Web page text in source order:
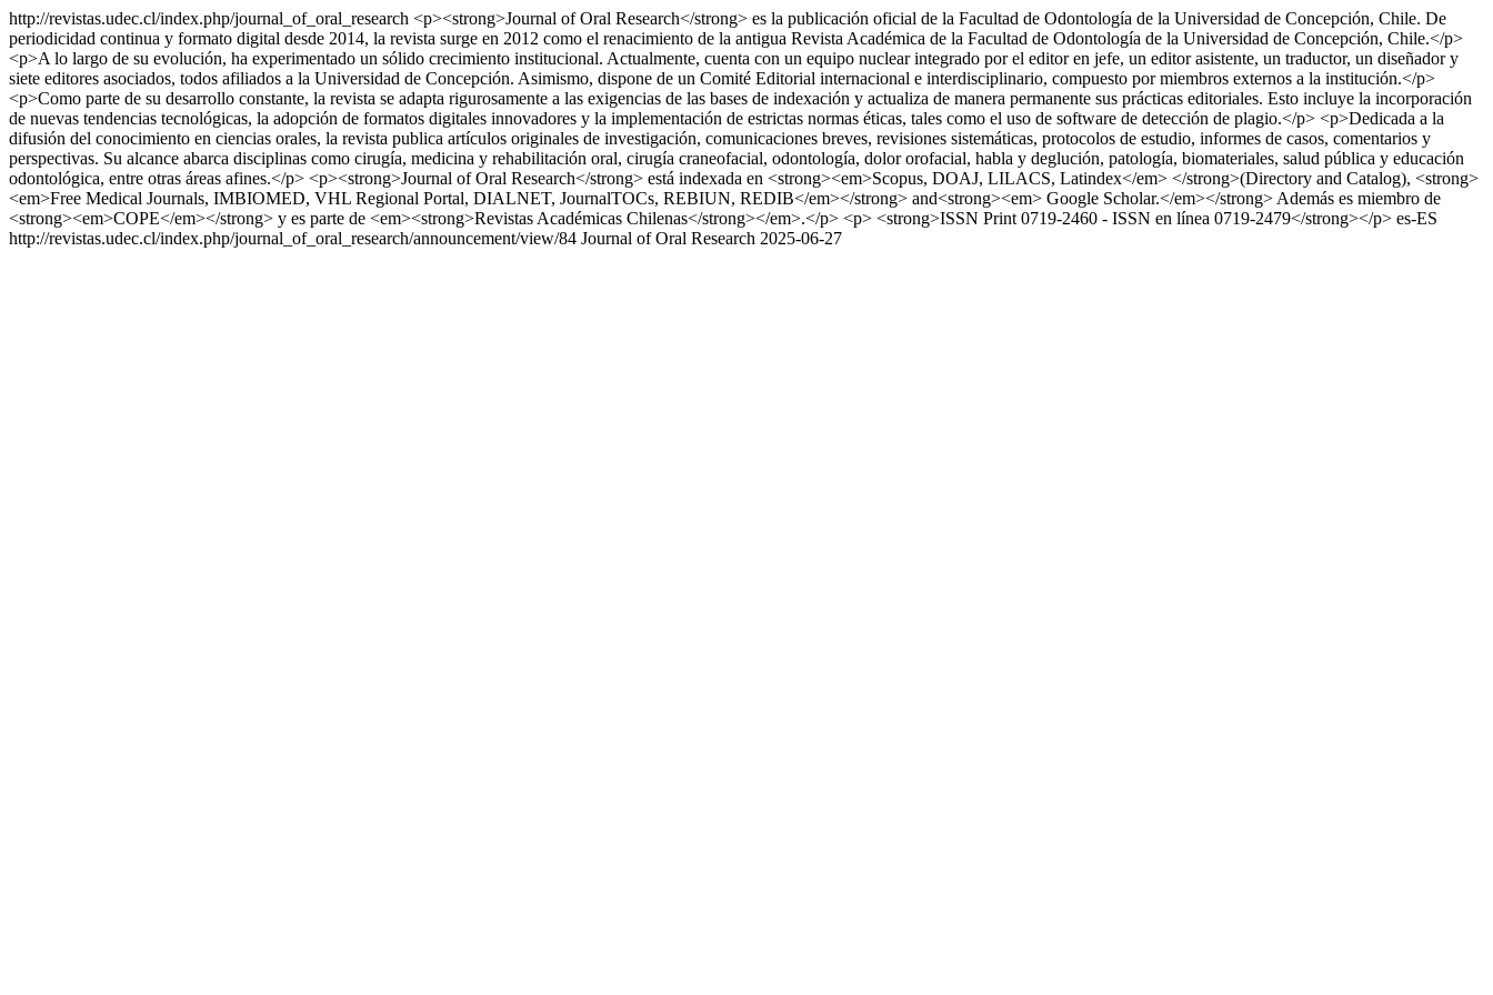
http://revistas.udec.cl/index.php/journal_of_oral_research <p><strong>Journal of Oral Research</strong> es la publicación oficial de la Facultad de Odontología de la Universidad de Concepción, Chile. De
periodicidad continua y formato digital desde 2014, la revista surge en 2012 como el renacimiento de la antigua Revista Académica de la Facultad de Odontología de la Universidad de Concepción, Chile.</p>
<p>A lo largo de su evolución, ha experimentado un sólido crecimiento institucional. Actualmente, cuenta con un equipo nuclear integrado por el editor en jefe, un editor asistente, un traductor, un diseñador y
siete editores asociados, todos afiliados a la Universidad de Concepción. Asimismo, dispone de un Comité Editorial internacional e interdisciplinario, compuesto por miembros externos a la institución.</p>
<p>Como parte de su desarrollo constante, la revista se adapta rigurosamente a las exigencias de las bases de indexación y actualiza de manera permanente sus prácticas editoriales. Esto incluye la incorporación
de nuevas tendencias tecnológicas, la adopción de formatos digitales innovadores y la implementación de estrictas normas éticas, tales como el uso de software de detección de plagio.</p> <p>Dedicada a la
difusión del conocimiento en ciencias orales, la revista publica artículos originales de investigación, comunicaciones breves, revisiones sistemáticas, protocolos de estudio, informes de casos, comentarios y
perspectivas. Su alcance abarca disciplinas como cirugía, medicina y rehabilitación oral, cirugía craneofacial, odontología, dolor orofacial, habla y deglución, patología, biomateriales, salud pública y educación
odontológica, entre otras áreas afines.</p> <p><strong>Journal of Oral Research</strong> está indexada en <strong><em>Scopus, DOAJ, LILACS, Latindex</em> </strong>(Directory and Catalog), <strong>
<em>Free Medical Journals, IMBIOMED, VHL Regional Portal, DIALNET, JournalTOCs, REBIUN, REDIB</em></strong> and<strong><em> Google Scholar.</em></strong> Además es miembro de
<strong><em>COPE</em></strong> y es parte de <em><strong>Revistas Académicas Chilenas</strong></em>.</p> <p> <strong>ISSN Print 0719-2460 - ISSN en línea 0719-2479</strong></p> es-ES
http://revistas.udec.cl/index.php/journal_of_oral_research/announcement/view/84 Journal of Oral Research 2025-06-27